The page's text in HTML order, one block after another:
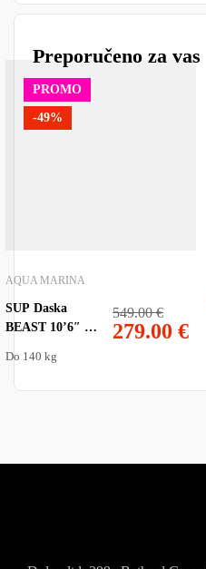
Preporučeno za vas
PROMO
-49%
AQUA MARINA
SUP Daska
BEAST 10’6″ by
549.00€
279.00 €
Do 140 kg